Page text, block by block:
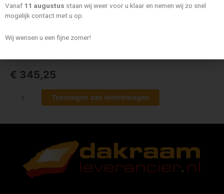
Maat
WISSEN
€ 345,25
Toevoegen aan winkelwagen
Vanaf 11 augustus staan wij weer voor u klaar en nemen wij zo snel
mogelijk contact met u op.
Wij wensen u een fijne zomer!